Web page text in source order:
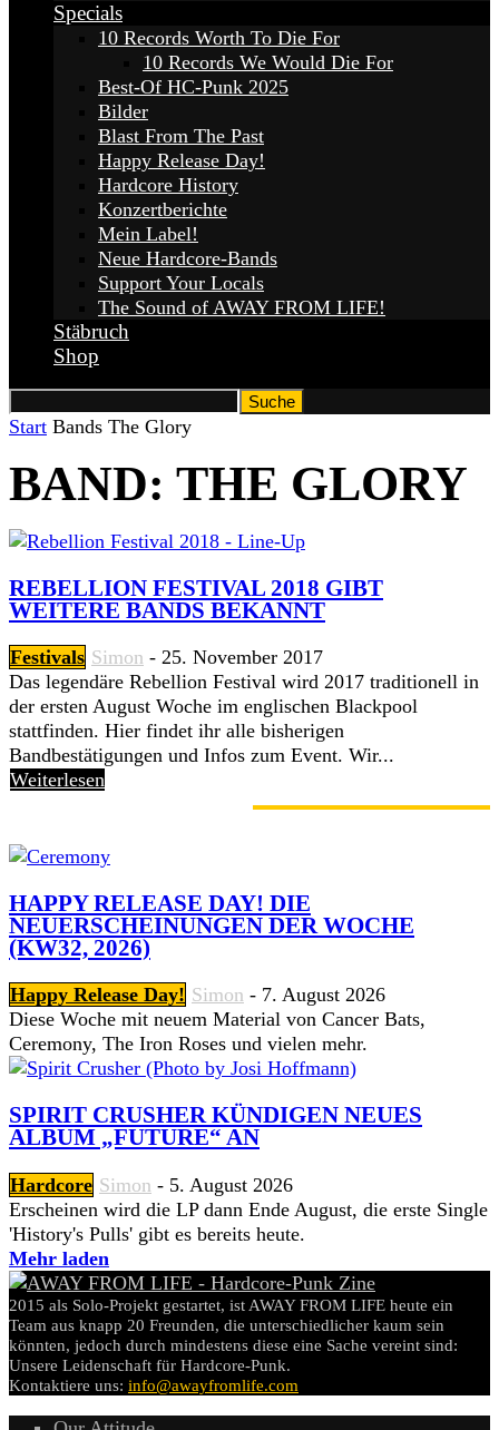
Specials
10 Records Worth To Die For
10 Records We Would Die For
Best-Of HC-Punk 2025
Bilder
Blast From The Past
Happy Release Day!
Hardcore History
Konzertberichte
Mein Label!
Neue Hardcore-Bands
Support Your Locals
The Sound of AWAY FROM LIFE!
Stäbruch
Shop
Start Bands The Glory
BAND: THE GLORY
REBELLION FESTIVAL 2018 GIBT
WEITERE BANDS BEKANNT
Festivals Simon - 25. November 2017
Das legendäre Rebellion Festival wird 2017 traditionell in
der ersten August Woche im englischen Blackpool
stattfinden. Hier findet ihr alle bisherigen
Bandbestätigungen und Infos zum Event. Wir...
Weiterlesen
HAPPY RELEASE DAY! DIE
NEUERSCHEINUNGEN DER WOCHE
(KW32, 2026)
Happy Release Day! Simon - 7. August 2026
Diese Woche mit neuem Material von Cancer Bats,
Ceremony, The Iron Roses und vielen mehr.
SPIRIT CRUSHER KÜNDIGEN NEUES
ALBUM „FUTURE“ AN
Hardcore Simon - 5. August 2026
Erscheinen wird die LP dann Ende August, die erste Single
'History's Pulls' gibt es bereits heute.
Mehr laden
2015 als Solo-Projekt gestartet, ist AWAY FROM LIFE heute ein
Team aus knapp 20 Freunden, die unterschiedlicher kaum sein
könnten, jedoch durch mindestens diese eine Sache vereint sind:
Unsere Leidenschaft für Hardcore-Punk.
Kontaktiere uns: info@awayfromlife.com